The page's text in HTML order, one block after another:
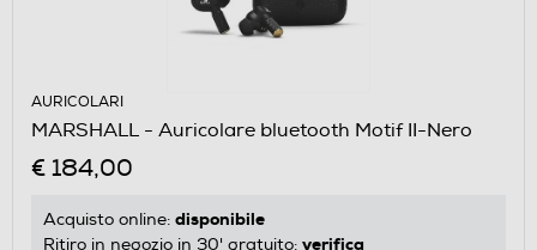
AURICOLARI
MARSHALL - Auricolare bluetooth Motif II-Nero
€ 184,00
Acquisto online: disponibile
Ritiro in negozio in 30' gratuito: verifica